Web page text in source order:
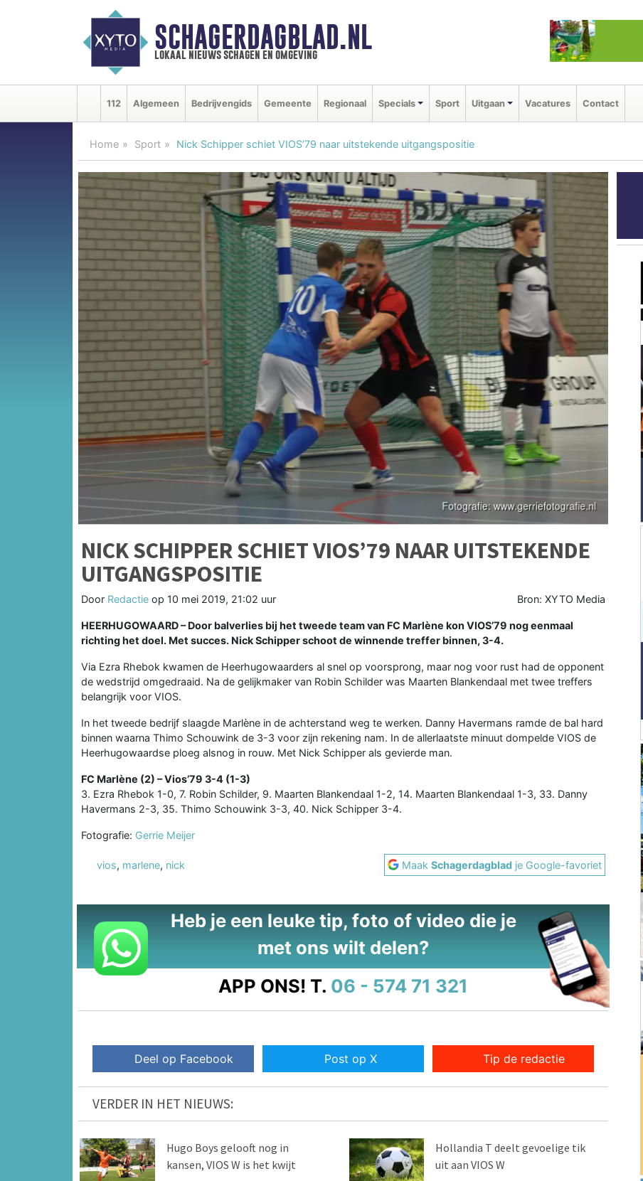
SCHAGERDAGBLAD.NL
lokaal nieuws schagen en omgeving
112 Algemeen Bedrijvengids Gemeente Regionaal Specials Sport Uitgaan Vacatures Contact
Home Sport Nick Schipper schiet VIOS’79 naar uitstekende uitgangspositie
NICK SCHIPPER SCHIET VIOS’79 NAAR UITSTEKENDE
UITGANGSPOSITIE
Door Redactie op 10 mei 2019, 21:02 uur Bron: XYTO Media
HEERHUGOWAARD – Door balverlies bij het tweede team van FC Marlène kon VIOS’79 nog eenmaal
richting het doel. Met succes. Nick Schipper schoot de winnende treffer binnen, 3-4.
Via Ezra Rhebok kwamen de Heerhugowaarders al snel op voorsprong, maar nog voor rust had de opponent
de wedstrijd omgedraaid. Na de gelijkmaker van Robin Schilder was Maarten Blankendaal met twee treffers
belangrijk voor VIOS.
In het tweede bedrijf slaagde Marlène in de achterstand weg te werken. Danny Havermans ramde de bal hard
binnen waarna Thimo Schouwink de 3-3 voor zijn rekening nam. In de allerlaatste minuut dompelde VIOS de
Heerhugowaardse ploeg alsnog in rouw. Met Nick Schipper als gevierde man.
FC Marlène (2) – Vios’79 3-4 (1-3)
3. Ezra Rhebok 1-0, 7. Robin Schilder, 9. Maarten Blankendaal 1-2, 14. Maarten Blankendaal 1-3, 33. Danny
Havermans 2-3, 35. Thimo Schouwink 3-3, 40. Nick Schipper 3-4.
Fotografie: Gerrie Meijer
vios, marlene, nick MaakSchagerdagblad je Google-favoriet
Heb je een leuke tip, foto of video die je
met ons wilt delen?
APP ONS! T. 06 - 574 71 321
Deel op Facebook Post op X Tip de redactie
VERDER IN HET NIEUWS:
Hugo Boys gelooft nog in
kansen, VIOS W is het kwijt
Hollandia T deelt gevoelige tik
uit aan VIOS W